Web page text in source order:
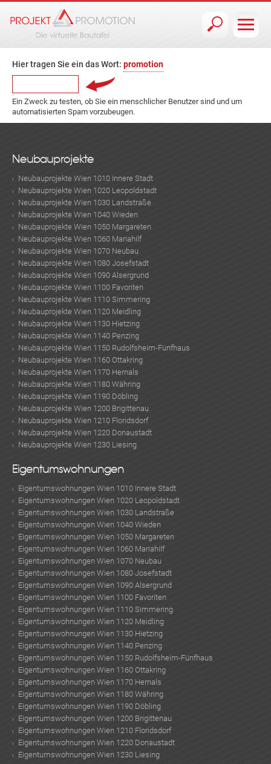
Hier tragen Sie ein das Wort: promotion
Ein Zweck zu testen, ob Sie ein menschlicher Benutzer sind und um
automatisierten Spam vorzubeugen.
Neubauprojekte
Neubauprojekte Wien 1010 Innere Stadt
Neubauprojekte Wien 1020 Leopoldstadt
Neubauprojekte Wien 1030 Landstraße
Neubauprojekte Wien 1040 Wieden
Neubauprojekte Wien 1050 Margareten
Neubauprojekte Wien 1060 Mariahilf
Neubauprojekte Wien 1070 Neubau
Neubauprojekte Wien 1080 Josefstadt
Neubauprojekte Wien 1090 Alsergrund
Neubauprojekte Wien 1100 Favoriten
Neubauprojekte Wien 1110 Simmering
Neubauprojekte Wien 1120 Meidling
Neubauprojekte Wien 1130 Hietzing
Neubauprojekte Wien 1140 Penzing
Neubauprojekte Wien 1150 Rudolfsheim-Fünfhaus
Neubauprojekte Wien 1160 Ottakring
Neubauprojekte Wien 1170 Hernals
Neubauprojekte Wien 1180 Währing
Neubauprojekte Wien 1190 Döbling
Neubauprojekte Wien 1200 Brigittenau
Neubauprojekte Wien 1210 Floridsdorf
Neubauprojekte Wien 1220 Donaustadt
Neubauprojekte Wien 1230 Liesing
Eigentumswohnungen
Eigentumswohnungen Wien 1010 Innere Stadt
Eigentumswohnungen Wien 1020 Leopoldstadt
Eigentumswohnungen Wien 1030 Landstraße
Eigentumswohnungen Wien 1040 Wieden
Eigentumswohnungen Wien 1050 Margareten
Eigentumswohnungen Wien 1060 Mariahilf
Eigentumswohnungen Wien 1070 Neubau
Eigentumswohnungen Wien 1080 Josefstadt
Eigentumswohnungen Wien 1090 Alsergrund
Eigentumswohnungen Wien 1100 Favoriten
Eigentumswohnungen Wien 1110 Simmering
Eigentumswohnungen Wien 1120 Meidling
Eigentumswohnungen Wien 1130 Hietzing
Eigentumswohnungen Wien 1140 Penzing
Eigentumswohnungen Wien 1150 Rudolfsheim-Fünfhaus
Eigentumswohnungen Wien 1160 Ottakring
Eigentumswohnungen Wien 1170 Hernals
Eigentumswohnungen Wien 1180 Währing
Eigentumswohnungen Wien 1190 Döbling
Eigentumswohnungen Wien 1200 Brigittenau
Eigentumswohnungen Wien 1210 Floridsdorf
Eigentumswohnungen Wien 1220 Donaustadt
Eigentumswohnungen Wien 1230 Liesing